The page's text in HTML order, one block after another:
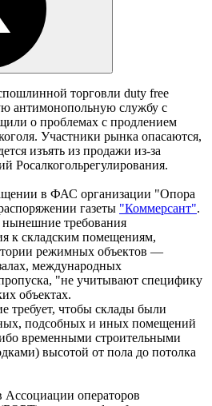
торговли duty free
антимонопольную службу с
о проблемах с продлением
Участники рынка опасаются,
изъять из продажи из-за
Росалкогольрегулирования.
в ФАС организации "Опора
газеты "Коммерсант".
нынешние требования
к складским помещениям,
режимных объектов —
международных
"не учитывают специфику
объектах.
требует, чтобы склады были
подсобных и иных помещений
временными строительными
высотой от пола до потолка
операторов